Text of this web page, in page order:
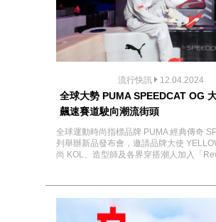
流行快訊 12.04.2024
全球大勢 PUMA SPEEDCAT OG
飆速賽道駛向潮流街頭
全球運動時尚指標品牌 PUMA 經典傳奇
列舉辦新品發布會，邀請品牌大使
尚 KOL、造型師及各界穿搭潮人加入「